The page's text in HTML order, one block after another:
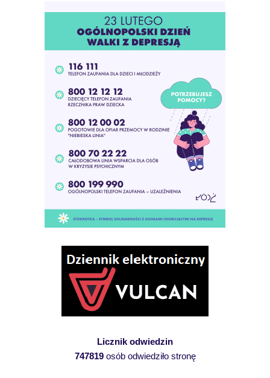
Licznik odwiedzin
747819osób odwiedziło stronę